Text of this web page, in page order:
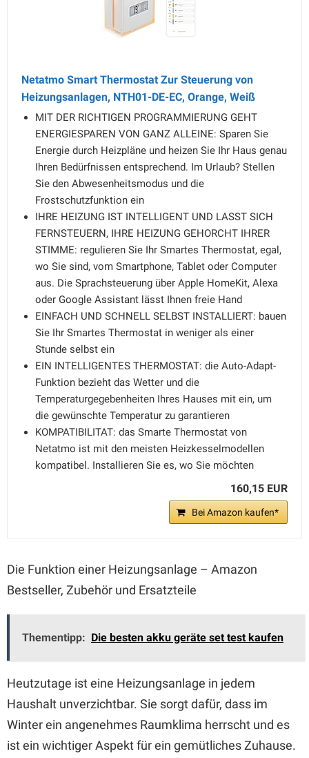
Netatmo Smart Thermostat Zur Steuerung von
Heizungsanlagen, NTH01-DE-EC, Orange, Weiß
MIT DER RICHTIGEN PROGRAMMIERUNG GEHT
ENERGIESPAREN VON GANZ ALLEINE: Sparen Sie
Energie durch Heizpläne und heizen Sie Ihr Haus genau
Ihren Bedürfnissen entsprechend. Im Urlaub? Stellen
Sie den Abwesenheitsmodus und die
Frostschutzfunktion ein
IHRE HEIZUNG IST INTELLIGENT UND LASST SICH
FERNSTEUERN, IHRE HEIZUNG GEHORCHT IHRER
STIMME: regulieren Sie Ihr Smartes Thermostat, egal,
wo Sie sind, vom Smartphone, Tablet oder Computer
aus. Die Sprachsteuerung über Apple HomeKit, Alexa
oder Google Assistant lässt Ihnen freie Hand
EINFACH UND SCHNELL SELBST INSTALLIERT: bauen
Sie Ihr Smartes Thermostat in weniger als einer
Stunde selbst ein
EIN INTELLIGENTES THERMOSTAT: die Auto-Adapt-
Funktion bezieht das Wetter und die
Temperaturgegebenheiten Ihres Hauses mit ein, um
die gewünschte Temperatur zu garantieren
KOMPATIBILITAT: das Smarte Thermostat von
Netatmo ist mit den meisten Heizkesselmodellen
kompatibel. Installieren Sie es, wo Sie möchten
160,15 EUR
Bei Amazon kaufen*
Die Funktion einer Heizungsanlage – Amazon
Bestseller, Zubehör und Ersatzteile
Thementipp: Die besten akku geräte set test kaufen
Heutzutage ist eine Heizungsanlage in jedem
Haushalt unverzichtbar. Sie sorgt dafür, dass im
Winter ein angenehmes Raumklima herrscht und es
ist ein wichtiger Aspekt für ein gemütliches Zuhause.